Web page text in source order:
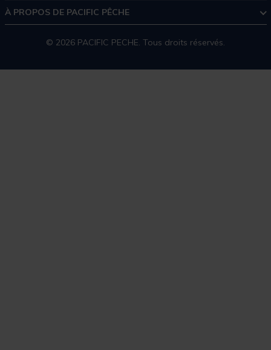
À PROPOS DE PACIFIC PÊCHE
© 2026 PACIFIC PECHE. Tous droits réservés.